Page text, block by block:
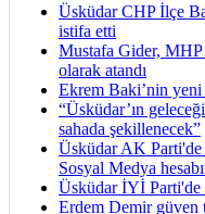
Üsküdar CHP İlçe
istifa etti
Mustafa Gider, MHP
olarak atandı
Ekrem Baki’nin yeni
“Üsküdar’ın
sahada şekillenecek”
Üsküdar AK
Sosyal Medya
Üsküdar İYİ Parti'de
Erdem Demir güven